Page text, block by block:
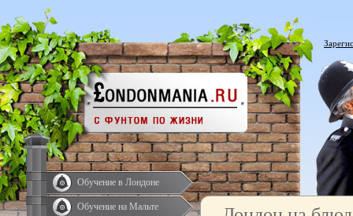
Обучение в Лондоне
Обучение на Мальте